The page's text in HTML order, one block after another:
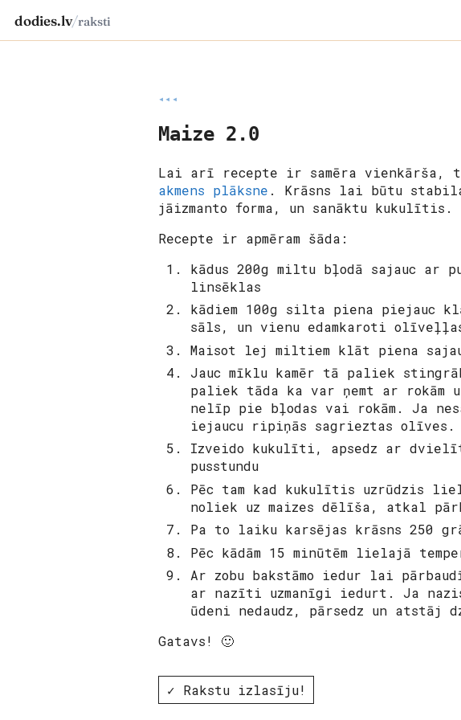
dodies.lv/raksti
◂◂◂
Maize 2.0
Lai arī recepte ir samēra vienkārša,
akmens plāksne . Krāsns lai būtu
jāizmanto forma, un sanāktu
Recepte ir apmēram šāda:
kādus 200g miltu bļodā sajauc ar
linsēklas
kādiem 100g silta piena piejauc
sāls, un vienu edamkaroti
Maisot lej miltiem klāt piena
Jauc mīklu kamēr tā paliek
paliek tāda ka var ņemt ar
nelīp pie bļodas vai rokām. Ja
iejaucu ripiņās sagrieztas olīves.
Izveido kukulīti, apsedz ar
pusstundu
Pēc tam kad kukulītis uzrūdzis
noliek uz maizes dēlīša, atkal
Pa to laiku karsējas krāsns 250
Pēc kādām 15 minūtēm lielajā
Ar zobu bakstāmo iedur lai
ar nazīti uzmanīgi iedurt. Ja
ūdeni nedaudz, pārsedz un atstāj
Gatavs! 🙂
✓ Rakstu izlasīju!